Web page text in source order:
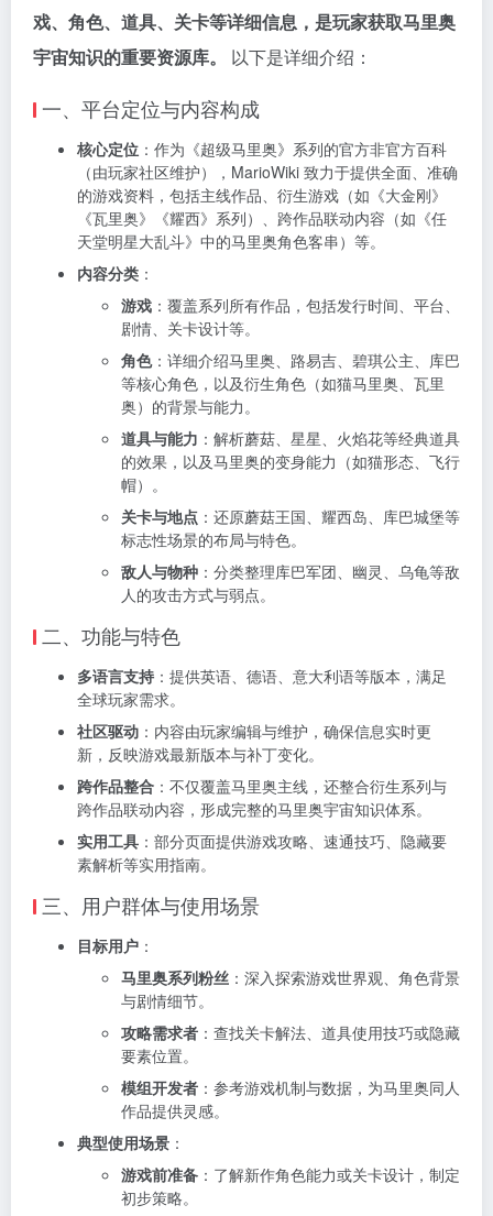
戏、角色、道具、关卡等详细信息，是玩家获取马里奥
宇宙知识的重要资源库。
以下是详细介绍：
一、平台定位与内容构成
核心定位 ：作为《超级马里奥》系列的官方非官方百科
（由玩家社区维护），MarioWiki 致力于提供全面、准确
的游戏资料，包括主线作品、衍生游戏（如《大金刚》
《瓦里奥》《耀西》系列）、跨作品联动内容（如《任
天堂明星大乱斗》中的马里奥角色客串）等。
内容分类 ：
游戏 ：覆盖系列所有作品，包括发行时间、平台、
剧情、关卡设计等。
角色：详细介绍马里奥、路易吉、碧琪公主、库巴
等核心角色，以及衍生角色（如猫马里奥、瓦里
奥）的背景与能力。
道具与能力 ：解析蘑菇、星星、火焰花等经典道具
的效果，以及马里奥的变身能力（如猫形态、飞行
帽）。
关卡与地点 ：还原蘑菇王国、耀西岛、库巴城堡等
标志性场景的布局与特色。
敌人与物种 ：分类整理库巴军团、幽灵、乌龟等敌
人的攻击方式与弱点。
二、功能与特色
多语言支持 ：提供英语、德语、意大利语等版本，满足
全球玩家需求。
社区驱动 ：内容由玩家编辑与维护，确保信息实时更
新，反映游戏最新版本与补丁变化。
跨作品整合 ：不仅覆盖马里奥主线，还整合衍生系列与
跨作品联动内容，形成完整的马里奥宇宙知识体系。
实用工具 ：部分页面提供游戏攻略、速通技巧、隐藏要
素解析等实用指南。
三、用户群体与使用场景
目标用户 ：
马里奥系列粉丝 ：深入探索游戏世界观、角色背景
与剧情细节。
攻略需求者 ：查找关卡解法、道具使用技巧或隐藏
要素位置。
模组开发者 ：参考游戏机制与数据，为马里奥同人
作品提供灵感。
典型使用场景 ：
游戏前准备 ：了解新作角色能力或关卡设计，制定
初步策略。